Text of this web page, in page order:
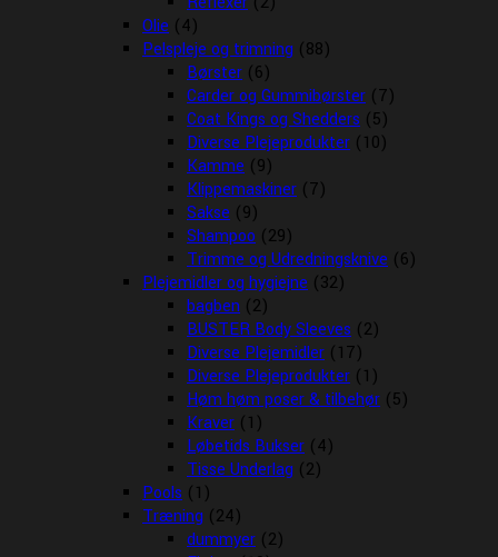
Olie (4)
Pelspleje og trimning (88)
Børster (6)
Carder og Gummibørster (7)
Coat Kings og Shedders (5)
Diverse Plejeprodukter (10)
Kamme (9)
Klippemaskiner (7)
Sakse (9)
Shampoo (29)
Trimme og Udredningsknive (6)
Plejemidler og hygiejne (32)
bagben (2)
BUSTER Body Sleeves (2)
Diverse Plejemidler (17)
Diverse Plejeprodukter (1)
Høm høm poser & tilbehør (5)
Kraver (1)
Løbetids Bukser (4)
Tisse Underlag (2)
Pools (1)
Træning (24)
dummyer (2)